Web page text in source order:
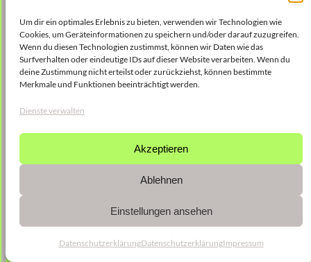
Um dir ein optimales Erlebnis zu bieten, verwenden wir Technologien wie
Cookies, um Geräteinformationen zu speichern und/oder darauf zuzugreifen.
Wenn du diesen Technologien zustimmst, können wir Daten wie das
Surfverhalten oder eindeutige IDs auf dieser Website verarbeiten. Wenn du
deine Zustimmung nicht erteilst oder zurückziehst, können bestimmte
Merkmale und Funktionen beeinträchtigt werden.
Dienste verwalten
Akzeptieren
Ablehnen
Einstellungen ansehen
DatenschutzerklärungDatenschutzerklärungImpressum